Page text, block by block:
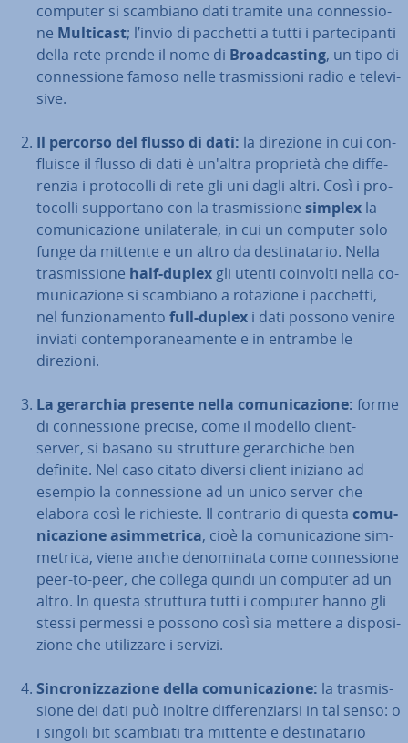
computer si scambiano dati tramite una con­nes­sio­
ne Multicast; l’invio di pacchetti a tutti i par­te­ci­pan­ti
della rete prende il nome di Broa­d­ca­sting, un tipo di
con­nes­sio­ne famoso nelle tra­smis­sio­ni radio e te­le­vi­
si­ve.
Il percorso del flusso di dati: la direzione in cui con­
flui­sce il flusso di dati è un'altra proprietà che dif­fe­
ren­zia i pro­to­col­li di rete gli uni dagli altri. Così i pro­
to­col­li sup­por­ta­no con la tra­smis­sio­ne simplex la
co­mu­ni­ca­zio­ne uni­la­te­ra­le, in cui un computer solo
funge da mittente e un altro da de­sti­na­ta­rio. Nella
tra­smis­sio­ne half-duplex gli utenti coinvolti nella co­
mu­ni­ca­zio­ne si scambiano a rotazione i pacchetti,
nel fun­zio­na­men­to full-duplex i dati possono venire
inviati con­tem­po­ra­nea­men­te e in entrambe le
direzioni.
La gerarchia presente nella co­mu­ni­ca­zio­ne: forme
di con­nes­sio­ne precise, come il modello client-
server, si basano su strutture ge­rar­chi­che ben
definite. Nel caso citato diversi client iniziano ad
esempio la con­nes­sio­ne ad un unico server che
elabora così le richieste. Il contrario di questa co­mu­
ni­ca­zio­ne asim­me­tri­ca, cioè la co­mu­ni­ca­zio­ne sim­
me­tri­ca, viene anche de­no­mi­na­ta come con­nes­sio­ne
peer-to-peer, che collega quindi un computer ad un
altro. In questa struttura tutti i computer hanno gli
stessi permessi e possono così sia mettere a di­spo­si­
zio­ne che uti­liz­za­re i servizi.
Sin­cro­niz­za­zio­ne della co­mu­ni­ca­zio­ne: la tra­smis­
sio­ne dei dati può inoltre dif­fe­ren­ziar­si in tal senso: o
i singoli bit scambiati tra mittente e de­sti­na­ta­rio